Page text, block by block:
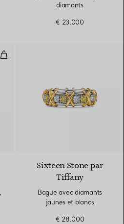
diamants
€ 23.000
Bague Lovebirds en platine, or
Sixteen Stone par
Tiffany
Bague avec diamants
jaunes et blancs
€ 28.000